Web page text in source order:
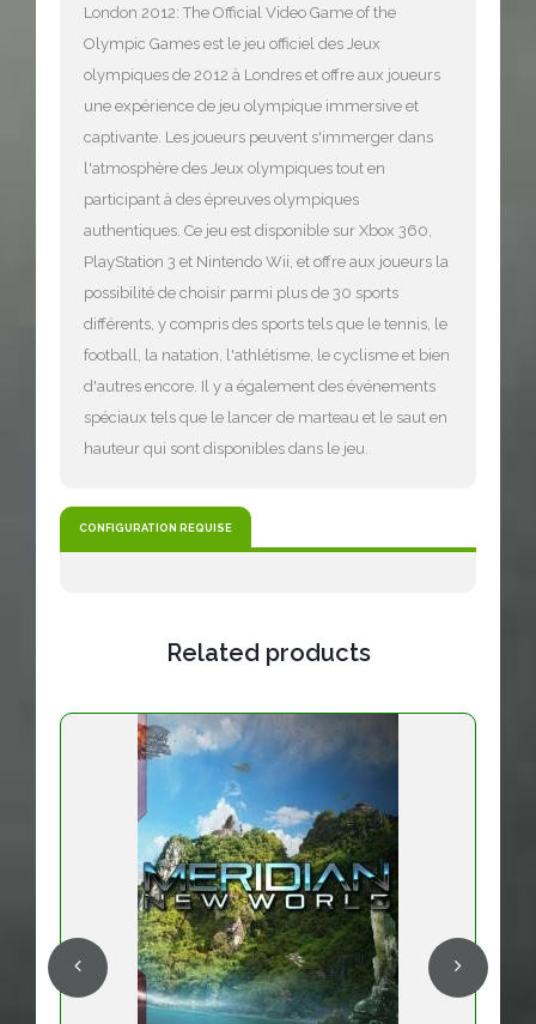
London 2012: The Official Video Game of the
Olympic Games est le jeu officiel des Jeux
olympiques de 2012 à Londres et offre aux joueurs
une expérience de jeu olympique immersive et
captivante. Les joueurs peuvent s'immerger dans
l'atmosphère des Jeux olympiques tout en
participant à des épreuves olympiques
authentiques. Ce jeu est disponible sur Xbox 360,
PlayStation 3 et Nintendo Wii, et offre aux joueurs la
possibilité de choisir parmi plus de 30 sports
différents, y compris des sports tels que le tennis, le
football, la natation, l'athlétisme, le cyclisme et bien
d'autres encore. Il y a également des événements
spéciaux tels que le lancer de marteau et le saut en
hauteur qui sont disponibles dans le jeu.
CONFIGURATION REQUISE
Related products